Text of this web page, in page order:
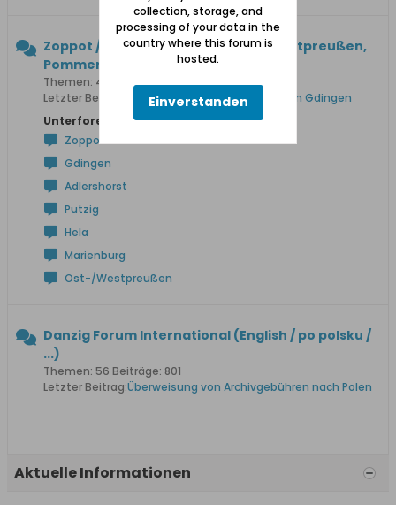
Zoppot / Sopot, Gdingen / Ost- u. Westpreußen,
Pommern
Themen: 421 Beiträge: 3.472
Letzter Beitrag:
Das Mosaik in einem Tunnel von Gdingen
Unterforen:
Zoppot
Gdingen
Adlershorst
Putzig
Hela
Marienburg
Ost-/Westpreußen
Danzig Forum International (English / po polsku /
...)
Themen: 56 Beiträge: 801
Letzter Beitrag:Überweisung von Archivgebühren nach Polen
Aktuelle Informationen
collection, storage, and
processing of your data in the
country where this forum is
hosted.
Einverstanden